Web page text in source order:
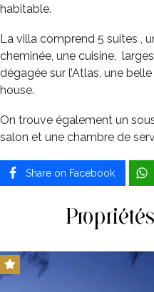
habitable.
La villa comprend 5 suites ,
cheminée, une cuisine,
dégagée sur l’Atlas, une
house.
On trouve également un
salon et une chambre de
Share on Facebook